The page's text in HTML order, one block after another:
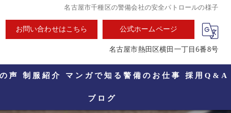
名古屋市千種区の警備会社の安全パトロールの様子
お問い合わせはこちら 公式ホームページ
名古屋市熱田区横田一丁目6番8号
声 制服紹介 マンガで知る警備のお仕事 採用Q&A
ブログ